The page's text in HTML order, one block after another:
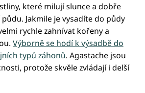
které milují slunce a dobře
Jakmile je vysadíte do půdy
rychle zahnívat kořeny a
Výborně se hodí k výsadbě do
typů záhonů. Agastache jsou
protože skvěle zvládají i delší